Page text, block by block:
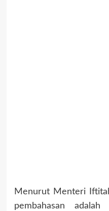
Menurut Menteri
pembahasan adalah